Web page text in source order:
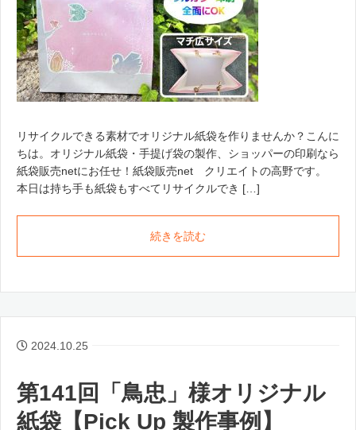
リサイクルできる素材でオリジナル紙袋を作りませんか？こんに
ちは。オリジナル紙袋・手提げ袋の製作、ショッパーの印刷なら
紙袋販売netにお任せ！紙袋販売net クリエイトの高野です。
本日は持ち手も紙袋もすべてリサイクルでき […]
続きを読む
2024.10.25
第141回「鳥忠」様オリジナル
紙袋【Pick Up 製作事例】